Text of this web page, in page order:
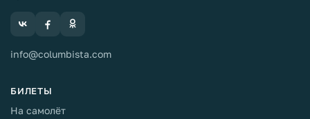
info@columbista.com
БИЛЕТЫ
На самолёт